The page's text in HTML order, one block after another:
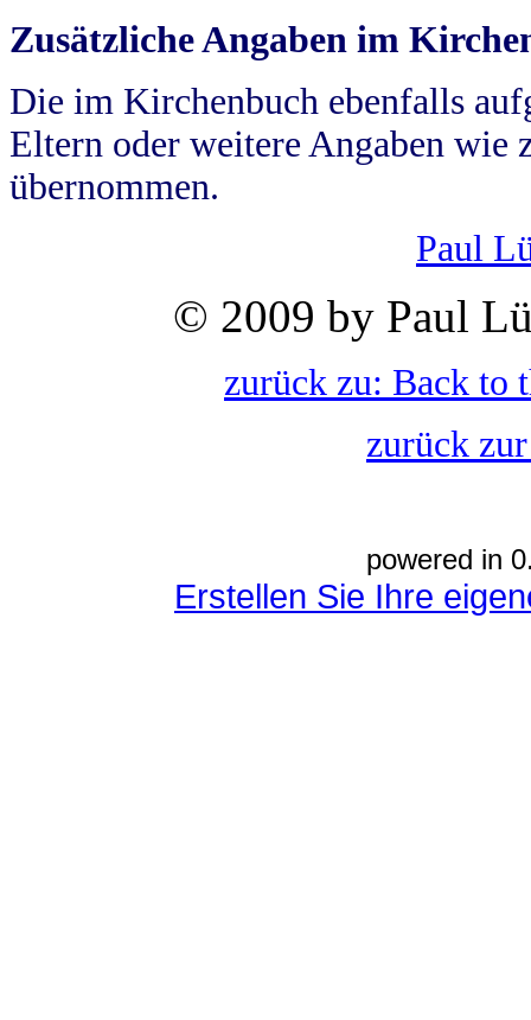
Zusätzliche Angaben im
Die im Kirchenbuch ebenfalls
Eltern oder weitere Angaben wie
übernommen.
Paul
© 2009 by Paul
zurück zu: Back to
zurück
powered in
Erstellen Sie Ihre